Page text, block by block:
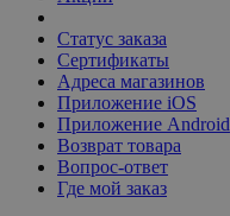
Статус заказа
Сертификаты
Адреса магазинов
Приложение iOS
Приложение Android
Возврат товара
Вопрос-ответ
Где мой заказ